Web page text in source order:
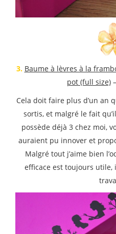
3. Baume à lèvres à la
pot (full size)–
Cela doit faire plus d’un an
sortis, et malgré le fait
possède déjà 3 chez moi,
auraient pu innover et
Malgré tout j’aime bien
efficace est toujours